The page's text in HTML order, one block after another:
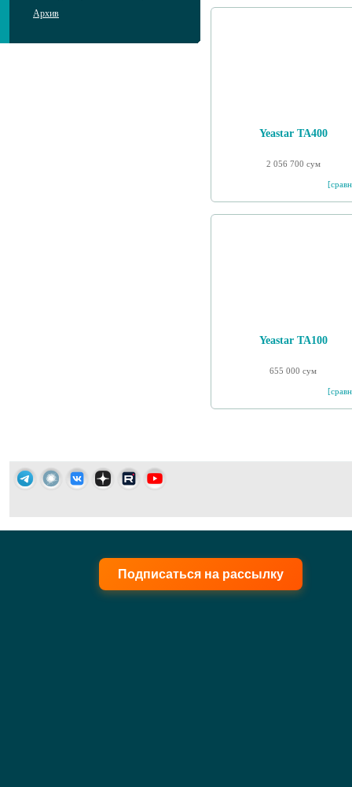
Архив
Yeastar TA400
2 056 700 сум
Yeastar TA100
655 000 сум
Подписаться на рассылку